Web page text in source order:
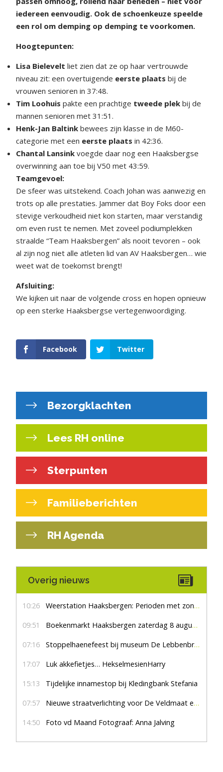
iedereen eenvoudig. Ook de schoenkeuze speelde
een rol om demping op demping te voorkomen.
Hoogtepunten:
Lisa Bielevelt liet zien dat ze op haar vertrouwde
niveau zit: een overtuigende eerste plaats bij de
vrouwen senioren in 37:48.
Tim Loohuis pakte een prachtige tweede plek bij de
mannen senioren met 31:51.
Henk-Jan Baltink bewees zijn klasse in de M60-
categorie met een eerste plaats in 42:36.
Chantal Lansink voegde daar nog een Haaksbergse
overwinning aan toe bij V50 met 43:59.
Teamgevoel:
De sfeer was uitstekend. Coach Johan was aanwezig en
trots op alle prestaties. Jammer dat Boy Foks door een
stevige verkoudheid niet kon starten, maar verstandig
om even rust te nemen. Met zoveel podiumplekken
straalde “Team Haaksbergen” als nooit tevoren – ook
al zijn nog niet alle atleten lid van AV Haaksbergen… wie
weet wat de toekomst brengt!
Afsluiting:
We kijken uit naar de volgende cross en hopen opnieuw
op een sterke Haaksbergse vertegenwoordiging.
Facebook Twitter
Bezorgklachten
Lees RH online
Sterpunten
Familieberichten
RH Agenda
Overig nieuws
10:26 Weerstation Haaksbergen: Perioden met zon en droog
09:51 Boekenmarkt Haaksbergen zaterdag 8 augustus, marktplein Haaksbergen
07:16 Stoppelhaenefeest bij museum De Lebbenbrugge
17:07 Luk akkefietjes… HekselmesienHarry
15:13 Tijdelijke innamestop bij Kledingbank Stefania
07:57 Nieuwe straatverlichting voor De Veldmaat en De Pas
14:50 Foto vd Maand Fotograaf: Anna Jalving